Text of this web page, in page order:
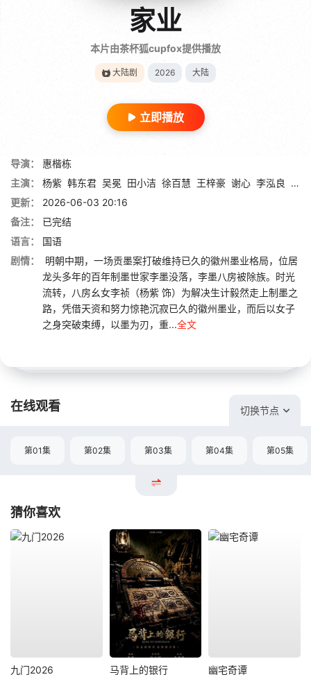
家业
本片由茶杯狐cupfox提供播放
大陆剧 2026 大陆
立即播放
导演：
惠楷栋
主演：
杨紫 韩东君 吴冕 田小洁 徐百慧 王梓豪 谢心 李泓良 杨斯
更新：
2026-06-03 20:16
备注：
已完结
语言：
国语
剧情：
明朝中期，一场贡墨案打破维持已久的徽州墨业格局，位居
龙头多年的百年制墨世家李墨没落，李墨八房被除族。时光
流转，八房幺女李祯（杨紫 饰）为解决生计毅然走上制墨之
路，凭借天资和努力惊艳沉寂已久的徽州墨业，而后以女子
之身突破束缚，以墨为刃，重...全文
在线观看 切换节点
第01集 第02集 第03集 第04集 第05集
猜你喜欢
九门2026 马背上的银行 幽宅奇谭